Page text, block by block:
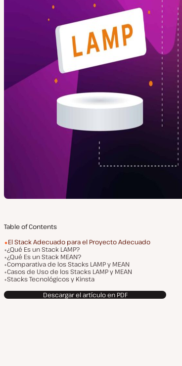
Table of Contents
El Stack Adecuado para el Proyecto Adecuado
¿Qué Es un Stack LAMP?
¿Qué Es un Stack MEAN?
Comparativa de los Stacks LAMP y MEAN
Casos de Uso de los Stacks LAMP y MEAN
Stacks Tecnológicos y Kinsta
Descargar el artículo en PDF